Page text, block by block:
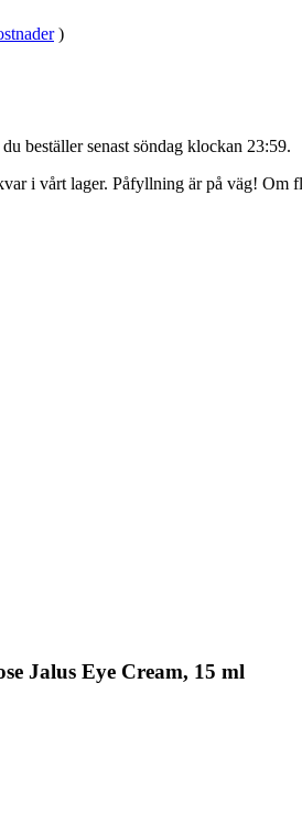
)
beställer senast söndag klockan 23:59.
i vårt lager. Påfyllning är på väg! Om
Jalus Eye Cream, 15 ml